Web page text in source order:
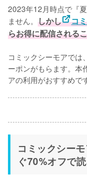
2023年12月時点で『
ません。 しかし コ
らお得に配信される
コミックシーモアでは
ーポンがもらます。本
アの利用がおすすめです
コミックシー
ぐ70%オフで